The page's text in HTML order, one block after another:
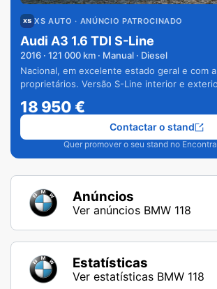
XS AUTO · ANÚNCIO PATROCINADO
Audi A3 1.6 TDI S-Line
2016 · 121 000 km · Manual · Diesel
Nacional, em excelente estado geral e com
proprietários. Versão S-Line interior e
18 950€
Quer promover o seu stand no
Contactar o stand
Anúncios
Ver anúncios BMW 118
Estatísticas
Ver estatísticas BMW 118